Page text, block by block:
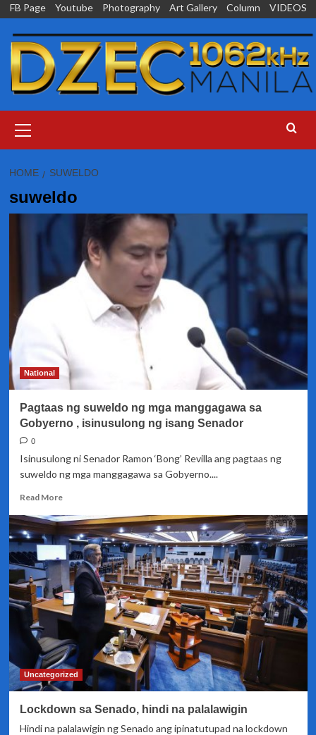
Skip
content
FB Page Youtube Photography Art Gallery Column VIDEOS
Menu
HOME SUWELDO
suweldo
National
Pagtaas ng suweldo ng mga manggagawa sa
Gobyerno , isinusulong ng isang Senador
0
Isinusulong ni Senador Ramon ‘Bong’ Revilla ang pagtaas ng
suweldo ng mga manggagawa sa Gobyerno....
Read MoreRead
about
Pagtaas
ng
suweldo
ng
mga
manggagawa
sa
Gobyerno
,
isinusulong
ng
isang
Uncategorized
Lockdown sa Senado, hindi na palalawigin
Hindi na palalawigin ng Senado ang ipinatutupad na lockdown